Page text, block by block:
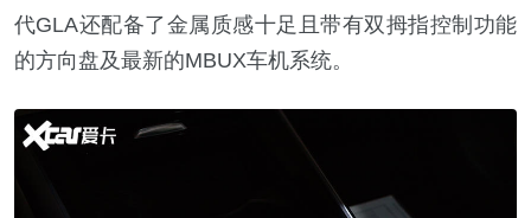
代GLA还配备了金属质感十足且带有双拇指控制功能
的方向盘及最新的MBUX车机系统。